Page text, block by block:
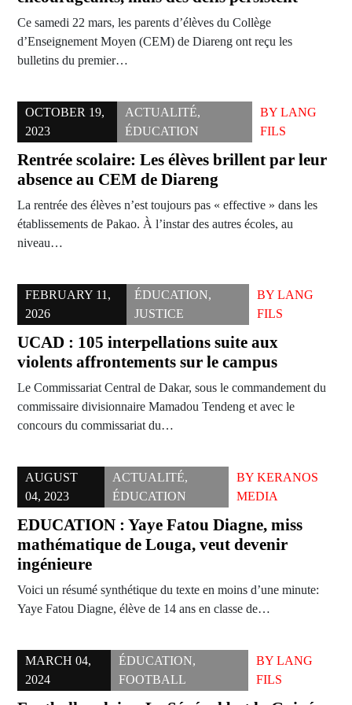
Ce samedi 22 mars, les parents d’élèves du Collège
d’Enseignement Moyen (CEM) de Diareng ont reçu les
bulletins du premier…
OCTOBER 19,
2023
ACTUALITÉ,
ÉDUCATION
BY LANG
FILS
Rentrée scolaire: Les élèves brillent par leur
absence au CEM de Diareng
La rentrée des élèves n’est toujours pas « effective » dans les
établissements de Pakao. À l’instar des autres écoles, au
niveau…
FEBRUARY 11,
2026
ÉDUCATION,
JUSTICE
BY LANG
FILS
UCAD : 105 interpellations suite aux
violents affrontements sur le campus
Le Commissariat Central de Dakar, sous le commandement du
commissaire divisionnaire Mamadou Tendeng et avec le
concours du commissariat du…
AUGUST
04, 2023
ACTUALITÉ,
ÉDUCATION
BYKERANOS
MEDIA
EDUCATION : Yaye Fatou Diagne, miss
mathématique de Louga, veut devenir
ingénieure
Voici un résumé synthétique du texte en moins d’une minute:
Yaye Fatou Diagne, élève de 14 ans en classe de…
MARCH 04,
2024
ÉDUCATION,
FOOTBALL
BYLANG
FILS